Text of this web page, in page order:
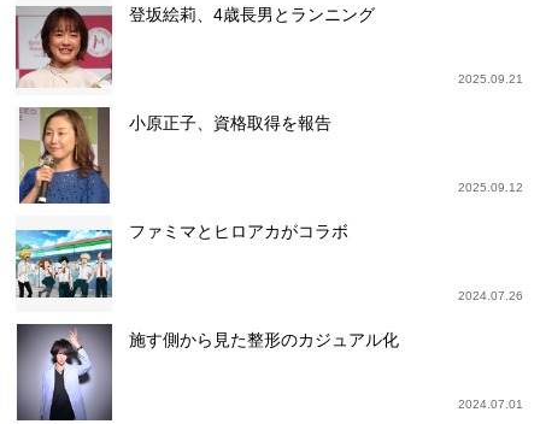
登坂絵莉、4歳長男とランニング
2025.09.21
小原正子、資格取得を報告
2025.09.12
ファミマとヒロアカがコラボ
2024.07.26
施す側から見た整形のカジュアル化
2024.07.01